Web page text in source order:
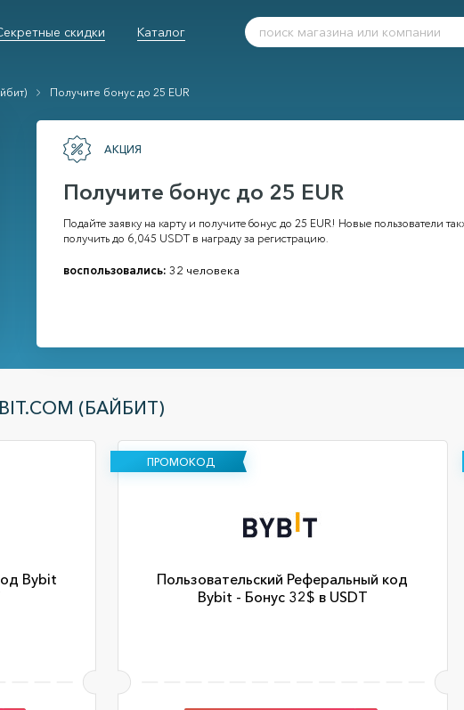
скидки Каталог
Получите бонус до 25 EUR
АКЦИЯ
Получите бонус до 25 EUR
Подайте заявку на карту и получите бонус до 25 EUR! Новые пользователи
получить до 6,045 USDT в награду за регистрацию.
воспользовались: 32 человека
(БАЙБИТ)
Bybit
ПРОМОКОД
Пользовательский Реферальный код
Bybit - Бонус 32$ в USDT